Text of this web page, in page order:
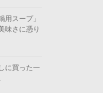
用スープ」
味さに憑り
に買った一